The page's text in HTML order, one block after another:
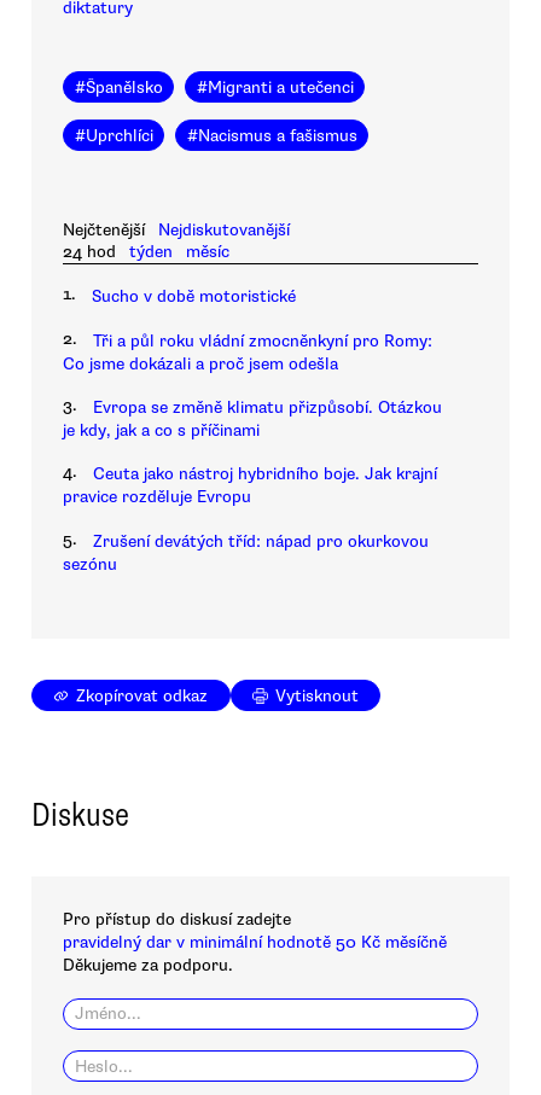
diktatury
#Španělsko #Migranti a utečenci
#Uprchlíci #Nacismus a fašismus
Nejčtenější
Nejdiskutovanější
24 hod
týden měsíc
1. Sucho v době motoristické
2.
Tři a půl roku vládní zmocněnkyní pro Romy:
Co jsme dokázali a proč jsem odešla
3.
Evropa se změně klimatu přizpůsobí. Otázkou
je kdy, jak a co s příčinami
4.
Ceuta jako nástroj hybridního boje. Jak krajní
pravice rozděluje Evropu
5.
Zrušení devátých tříd: nápad pro okurkovou
sezónu
Zkopírovat odkaz Vytisknout
Diskuse
Pro přístup do diskusí zadejte
pravidelný dar v minimální hodnotě 50 Kč měsíčně
Děkujeme za podporu.